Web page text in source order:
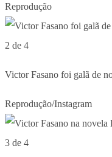
Reprodução
2 de 4
Victor Fasano foi galã de
Reprodução/Instagram
3 de 4